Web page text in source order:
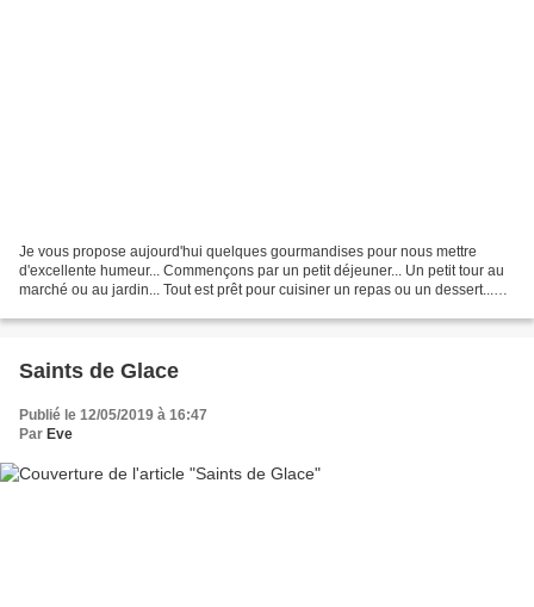
Je vous propose aujourd'hui quelques gourmandises pour nous mettre
d'excellente humeur... Commençons par un petit déjeuner... Un petit tour au
marché ou au jardin... Tout est prêt pour cuisiner un repas ou un dessert...
Saints de Glace
Publié le 12/05/2019 à 16:47
Par Eve